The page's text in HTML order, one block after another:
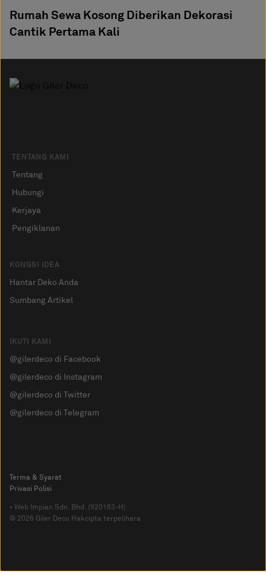
Rumah Sewa Kosong Diberikan Dekorasi
Cantik Pertama Kali
TENTANG KAMI
Tentang
Hubungi
Kerjaya
Pengiklanan
KONGSI IDEA
Hantar Deko Anda
Sumbang Artikel
IKUTI KAMI
@gilerdeco di Facebook
@gilerdeco di Instagram
@gilerdeco di Twitter
@gilerdeco di Telegram
© 2026 Giler Deco Hakcipta terpelihara
• Web Impian Sdn. Bhd. (920163-H)
Privasi Polisi
Terma & Syarat